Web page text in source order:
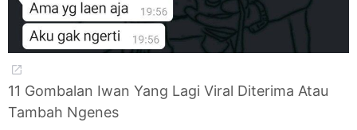
11 Gombalan Iwan Yang Lagi Viral Diterima Atau
Tambah Ngenes